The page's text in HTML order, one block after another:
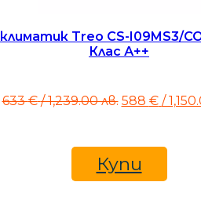
Treo CS-I09MS3/
Клас А++
633€ / 1,239.00 лв. Original
633 €
/
1,239.00
588 € /
Купи